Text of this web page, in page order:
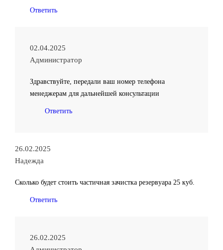
Ответить
02.04.2025
Администратор
Здравствуйте, передали ваш номер телефона
менеджерам для дальнейшей консультации
Ответить
26.02.2025
Надежда
Сколько будет стоить частичная зачистка резервуара 25 куб.
Ответить
26.02.2025